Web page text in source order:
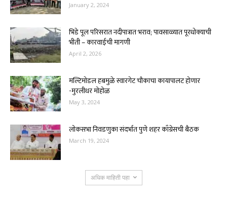
January 2, 2024
भिडे पूल परिसरात नदीपात्रात भराव; पावसाळ्यात पूरधोक्याची
भीती – कारवाईची मागणी
April 2, 2026
मल्टिमोडल हबमुळे स्वारगेट चौकाचा कायापालट होणार
-मुरलीधर मोहोळ
May 3, 2024
लोकसभा निवडणुका संदर्भात पुणे शहर काँग्रेसची बैठक
March 19, 2024
अधिक माहिती पहा